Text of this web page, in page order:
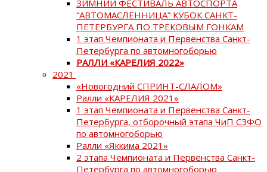
ЗИМНИЙ ФЕСТИВАЛЬ АВТОСПОРТА
“АВТОМАСЛЕННИЦА” КУБОК САНКТ-
ПЕТЕРБУРГА ПО ТРЕКОВЫМ ГОНКАМ
1 этап Чемпионата и Первенства Санкт-
Петербурга по автомногоборью
РАЛЛИ «КАРЕЛИЯ 2022»
2021
«Новогодний СПРИНТ-СЛАЛОМ»
Ралли «КАРЕЛИЯ 2021»
1 этап Чемпионата и Первенства Санкт-
Петербурга, отборочный этапа ЧиП СЗФО
по автомногоборью
Ралли «Яккима 2021»
2 этапа Чемпионата и Первенства Санкт-
Петербурга по автомногоборью